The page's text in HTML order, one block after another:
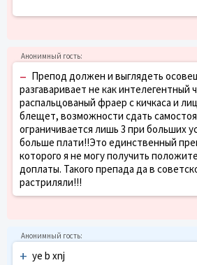
– Препод должен и выглядеть
разгаваривает не как интелегентный
распальцованый фраер с кичкаса и
блещет, возможности сдать
ограничивается лишь 3 при больших
больше плати!!Это единственный
которого я не могу получить
доплаты. Такого препада да в
растриляли!!!
+ ye b xnj